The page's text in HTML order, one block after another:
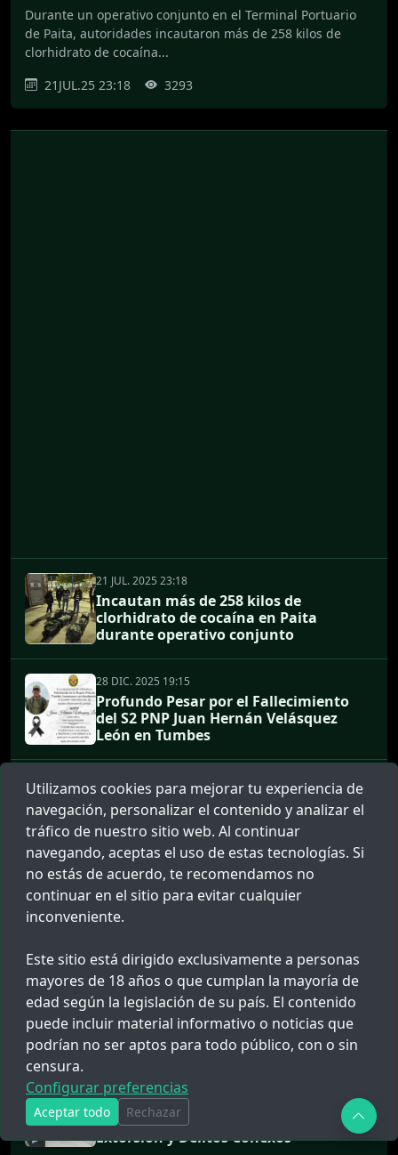
Durante un operativo conjunto en el Terminal Portuario
de Paita, autoridades incautaron más de 258 kilos de
clorhidrato de cocaína...
21JUL.25 23:18
3293
21 JUL. 2025 23:18
Incautan más de 258 kilos de
clorhidrato de cocaína en Paita
durante operativo conjunto
28 DIC. 2025 19:15
Profundo Pesar por el Fallecimiento
del S2 PNP Juan Hernán Velásquez
León en Tumbes
08 MAY. 2026 09:13
Tumbes: PNP incauta tráiler con
presunto contrabando de bidones
22 ENE. 2026 14:18
Suboficial PNP Herido
Accidentalmente con su Arma en
14 FEB. 2026 18:24
Municipalidad de Huancayo clausura
local nocturno clandestino cerca de
Plaza Constitución
13 FEB. 2026 13:28
Decreto Legislativo 1735: Creación del
Subsistema Especializado contra la
Extorsión y Delitos Conexos
Utilizamos cookies para mejorar tu experiencia de
navegación, personalizar el contenido y analizar el
tráfico de nuestro sitio web. Al continuar
navegando, aceptas el uso de estas tecnologías. Si
no estás de acuerdo, te recomendamos no
continuar en el sitio para evitar cualquier
inconveniente.
Este sitio está dirigido exclusivamente a personas
mayores de 18 años o que cumplan la mayoría de
edad según la legislación de su país. El contenido
puede incluir material informativo o noticias que
podrían no ser aptos para todo público, con o sin
censura.
Configurar preferencias
Aceptar todo Rechazar